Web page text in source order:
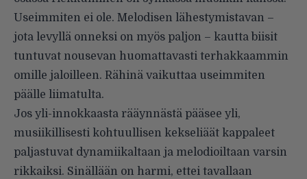
Useimmiten ei ole. Melodisen lähestymistavan –
jota levyllä onneksi on myös paljon – kautta biisit
tuntuvat nousevan huomattavasti terhakkaammin
omille jaloilleen. Rähinä vaikuttaa useimmiten
päälle liimatulta.
Jos yli-innokkaasta rääynnästä pääsee yli,
musiikillisesti kohtuullisen kekseliäät kappaleet
paljastuvat dynamiikaltaan ja melodioiltaan varsin
rikkaiksi. Sinällään on harmi, ettei tavallaan